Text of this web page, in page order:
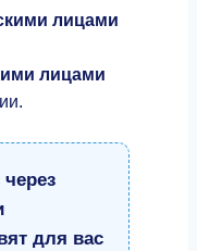
лицами
лицами
для вас